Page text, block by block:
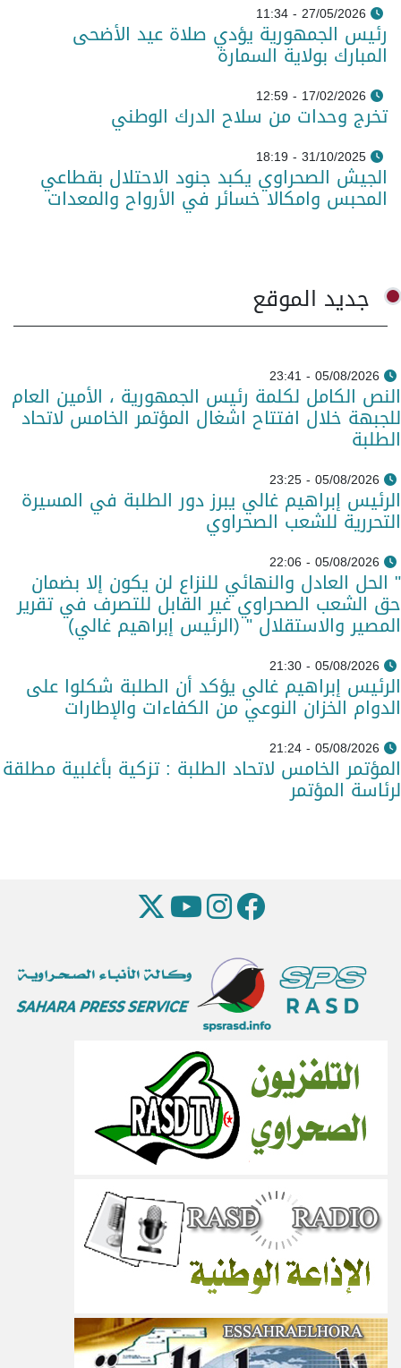
27/05/2026 - 11:34
رئيس الجمهورية يؤدي صلاة عيد الأضحى
المبارك بولاية السمارة
17/02/2026 - 12:59
تخرج وحدات من سلاح الدرك الوطني
31/10/2025 - 18:19
الجيش الصحراوي يكبد جنود الاحتلال بقطاعي
المحبس وامكالا خسائر في الأرواح والمعدات
جديد الموقع
05/08/2026 - 23:41
النص الكامل لكلمة رئيس الجمهورية ، الأمين العام
للجبهة خلال افتتاح اشغال المؤتمر الخامس لاتحاد
الطلبة
05/08/2026 - 23:25
الرئيس إبراهيم غالي يبرز دور الطلبة في المسيرة
التحررية للشعب الصحراوي
05/08/2026 - 22:06
" الحل العادل والنهائي للنزاع لن يكون إلا بضمان
حق الشعب الصحراوي غير القابل للتصرف في تقرير
المصير والاستقلال " (الرئيس إبراهيم غالي)
05/08/2026 - 21:30
الرئيس إبراهيم غالي يؤكد أن الطلبة شكلوا على
الدوام الخزان النوعي من الكفاءات والإطارات
05/08/2026 - 21:24
المؤتمر الخامس لاتحاد الطلبة : تزكية بأغلبية مطلقة
لرئاسة المؤتمر